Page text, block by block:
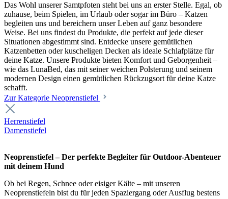
Das Wohl unserer Samtpfoten steht bei uns an erster Stelle. Egal, ob
zuhause, beim Spielen, im Urlaub oder sogar im Büro – Katzen
begleiten uns und bereichern unser Leben auf ganz besondere
Weise. Bei uns findest du Produkte, die perfekt auf jede dieser
Situationen abgestimmt sind. Entdecke unsere gemütlichen
Katzenbetten oder kuscheligen Decken als ideale Schlafplätze für
deine Katze. Unsere Produkte bieten Komfort und Geborgenheit –
wie das LunaBed, das mit seiner weichen Polsterung und seinem
modernen Design einen gemütlichen Rückzugsort für deine Katze
schafft.
Zur Kategorie Neoprenstiefel
Herrenstiefel
Damenstiefel
Neoprenstiefel – Der perfekte Begleiter für Outdoor-Abenteuer
mit deinem Hund
Ob bei Regen, Schnee oder eisiger Kälte – mit unseren
Neoprenstiefeln bist du für jeden Spaziergang oder Ausflug bestens